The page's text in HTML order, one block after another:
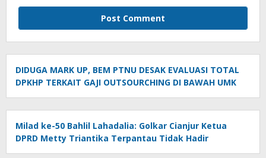
DIDUGA MARK UP, BEM PTNU DESAK EVALUASI TOTAL
DPKHP TERKAIT GAJI OUTSOURCHING DI BAWAH UMK
Milad ke-50 Bahlil Lahadalia: Golkar Cianjur Ketua
DPRD Metty Triantika Terpantau Tidak Hadir